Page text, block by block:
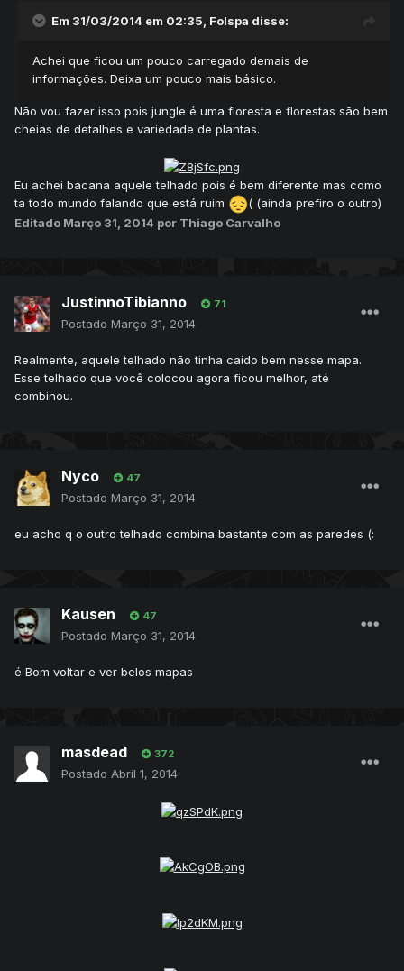
Em 31/03/2014 em 02:35, Folspa disse:
Achei que ficou um pouco carregado demais de
informações. Deixa um pouco mais básico.
Não vou fazer isso pois jungle é uma floresta e florestas são bem
cheias de detalhes e variedade de plantas.
Eu achei bacana aquele telhado pois é bem diferente mas como
ta todo mundo falando que está ruim
( (ainda prefiro o outro)
Editado Março 31, 2014 por Thiago Carvalho
JustinnoTibianno 71
Postado Março 31, 2014
Realmente, aquele telhado não tinha caído bem nesse mapa.
Esse telhado que você colocou agora ficou melhor, até
combinou.
Nyco 47
Postado Março 31, 2014
eu acho q o outro telhado combina bastante com as paredes (:
Kausen 47
Postado Março 31, 2014
é Bom voltar e ver belos mapas
masdead 372
Postado Abril 1, 2014